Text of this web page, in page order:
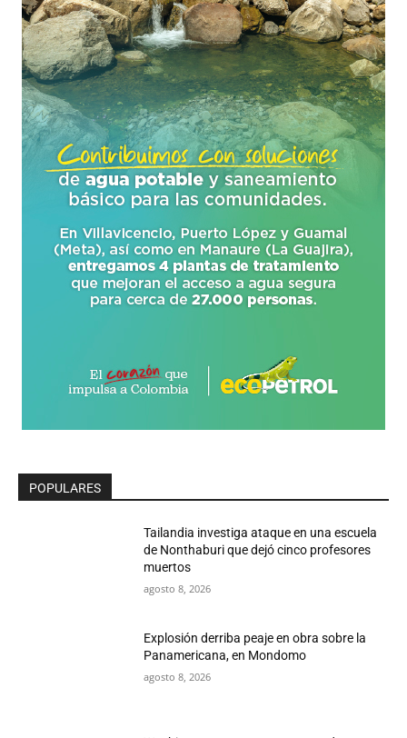
POPULARES
Tailandia investiga ataque en una escuela
de Nonthaburi que dejó cinco profesores
muertos
agosto 8, 2026
Explosión derriba peaje en obra sobre la
Panamericana, en Mondomo
agosto 8, 2026